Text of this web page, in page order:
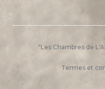
"Les Chambres de
Termes et